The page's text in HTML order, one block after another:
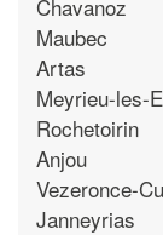
Chavanoz
Maubec
Artas
Meyrieu-les-
Rochetoirin
Anjou
Vezeronce-
Janneyrias